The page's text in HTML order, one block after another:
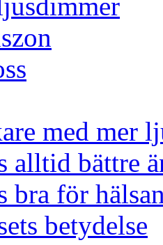
med mer
alltid bättre
bra för
betydelse